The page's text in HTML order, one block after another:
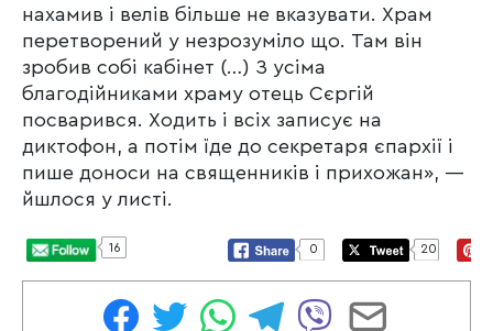
нахамив і велів більше не вказувати. Храм
перетворений у незрозуміло що. Там він
зробив собі кабінет (…) З усіма
благодійниками храму отець Сєргій
посварився. Ходить і всіх записує на
диктофон, а потім їде до секретаря єпархії і
пише доноси на священників і прихожан», —
йшлося у листі.
16 0 20